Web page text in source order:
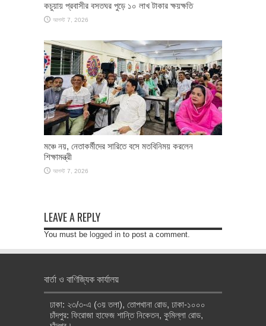
কচুয়ায় প্রবাসীর বসতঘর পুড়ে ১০ লাখ টাকার ক্ষয়ক্ষতি
আগস্ট 7, 2026
মঞ্চে নয়, নেতাকর্মীদের সারিতে বসে মতবিনিময় করলেন
শিক্ষামন্ত্রী
আগস্ট 7, 2026
LEAVE A REPLY
You must be logged in to post a comment.
বার্তা ও বাণিজ্যিক কার্যালয়
ঢাকা: ২৩/৩-এ (৩য় তলা), তোপখানা রোড, ঢাকা-১০০০
চাঁদপুর: ফিরোজা হাফেজ শান্তি নিকেতন, কুমিল্লা রোড,